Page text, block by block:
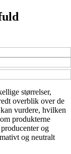
størrelser,
overblik over de
vurdere, hvilken
produkterne
og
og neutralt